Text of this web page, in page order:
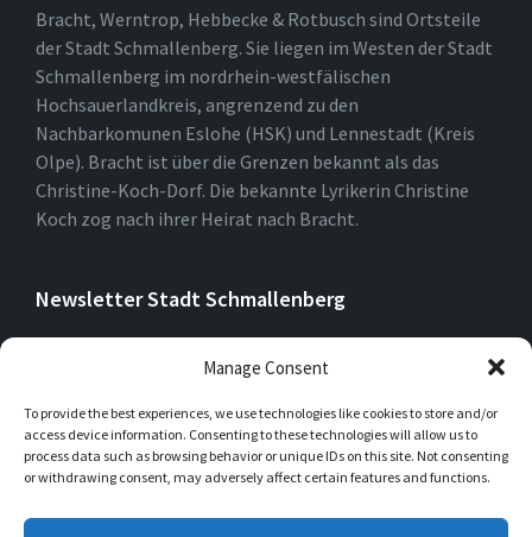
Manage Consent
To provide the best experiences, we use technologies like cookies to store and/or
access device information. Consenting to these technologies will allow us to
process data such as browsing behavior or unique IDs on this site. Not consenting
or withdrawing consent, may adversely affect certain features and functions.
Bracht, Werntrop, Hebbecke & Rotbusch sind Ortsteile
der Stadt Schmallenberg. Sie liegen im Westen der Stadt
Schmallenberg im nordrhein-westfälischen
Hochsauerlandkreis, angrenzend zu den
Nachbarkomunen Eslohe (HSK) und Lennestadt (Kreis
Olpe). Bracht ist über die Grenzen bekannt als das
Christine-Koch-Dorf. Die bekannte Lyrikerin Christine
Koch zog nach ihrer Heirat nach Bracht.
Newsletter Stadt Schmallenberg